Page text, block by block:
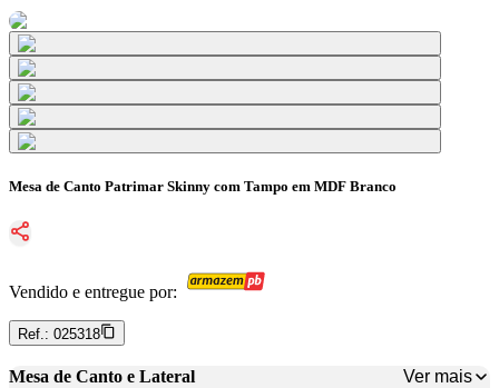
Mesa de Canto Patrimar Skinny com Tampo em MDF Branco
Vendido e entregue por:
Ref.: 025318
Mesa de Canto e Lateral
Ver mais